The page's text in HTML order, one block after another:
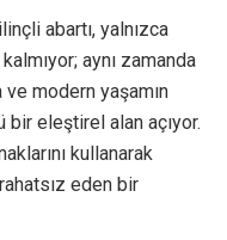
abartı, yalnızca
aynı zamanda
modern yaşamın
eleştirel alan açıyor.
kullanarak
eden bir